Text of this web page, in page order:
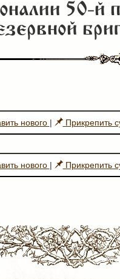
50-й
нового | Прикрепить
нового | Прикрепить